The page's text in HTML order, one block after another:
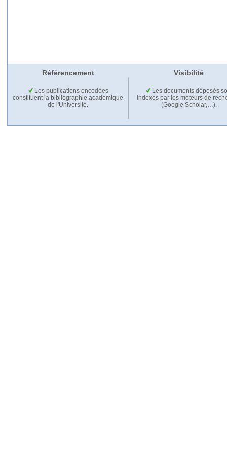
Référencement Visibilité
Les publications encodées
constituent la bibliographie académique
de l'Université.
Les documents déposés
indexés par les moteurs de
(Google Scholar,…).